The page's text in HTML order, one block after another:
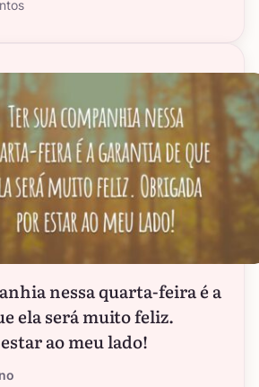
nessa quarta-feira é a
ela será muito feliz.
ao meu lado!